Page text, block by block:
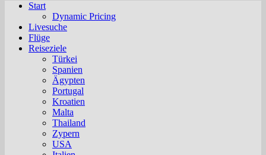
Start
Dynamic Pricing
Livesuche
Flüge
Reiseziele
Türkei
Spanien
Ägypten
Portugal
Kroatien
Malta
Thailand
Zypern
USA